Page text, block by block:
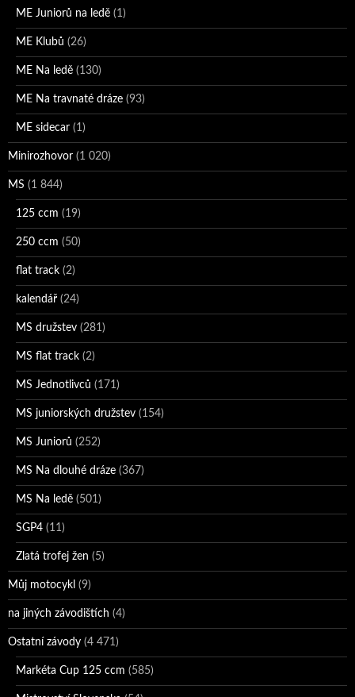
ME Juniorů na ledě (1)
ME Klubů (26)
ME Na ledě (130)
ME Na travnaté dráze (93)
ME sidecar (1)
Minirozhovor (1 020)
MS (1 844)
125 ccm (19)
250 ccm (50)
flat track (2)
kalendář (24)
MS družstev (281)
MS flat track (2)
MS Jednotlivců (171)
MS juniorských družstev (154)
MS Juniorů (252)
MS Na dlouhé dráze (367)
MS Na ledě (501)
SGP4 (11)
Zlatá trofej žen (5)
Můj motocykl (9)
na jiných závodištích (4)
Ostatní závody (4 471)
Markéta Cup 125 ccm (585)